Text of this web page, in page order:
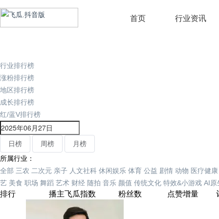
首页 行业资讯
行业排行榜
涨粉排行榜
地区排行榜
成长排行榜
红/蓝V排行榜
日榜 周榜
月榜
所属行业：
全部 三农 二次元 亲子 人文社科 休闲娱乐 体育 公益 剧情 动物 医疗健康
艺 美食 职场 舞蹈 艺术 财经 随拍 音乐 颜值 传统文化 特效&小游戏 AI原
排行 播主飞瓜指数 粉丝数 点赞增量